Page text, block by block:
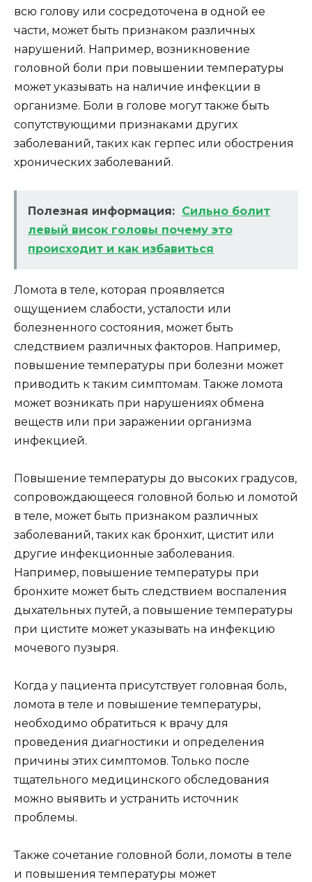
всю голову или сосредоточена в одной ее
части, может быть признаком различных
нарушений. Например, возникновение
головной боли при повышении температуры
может указывать на наличие инфекции в
организме. Боли в голове могут также быть
сопутствующими признаками других
заболеваний, таких как герпес или обострения
хронических заболеваний.
Полезная информация: Сильно болит
левый висок головы почему это
происходит и как избавиться
Ломота в теле, которая проявляется
ощущением слабости, усталости или
болезненного состояния, может быть
следствием различных факторов. Например,
повышение температуры при болезни может
приводить к таким симптомам. Также ломота
может возникать при нарушениях обмена
веществ или при заражении организма
инфекцией.
Повышение температуры до высоких градусов,
сопровождающееся головной болью и ломотой
в теле, может быть признаком различных
заболеваний, таких как бронхит, цистит или
другие инфекционные заболевания.
Например, повышение температуры при
бронхите может быть следствием воспаления
дыхательных путей, а повышение температуры
при цистите может указывать на инфекцию
мочевого пузыря.
Когда у пациента присутствует головная боль,
ломота в теле и повышение температуры,
необходимо обратиться к врачу для
проведения диагностики и определения
причины этих симптомов. Только после
тщательного медицинского обследования
можно выявить и устранить источник
проблемы.
Также сочетание головной боли, ломоты в теле
и повышения температуры может